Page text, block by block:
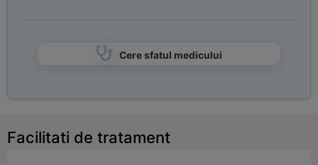
Cere sfatul medicului
Facilitati de tratament